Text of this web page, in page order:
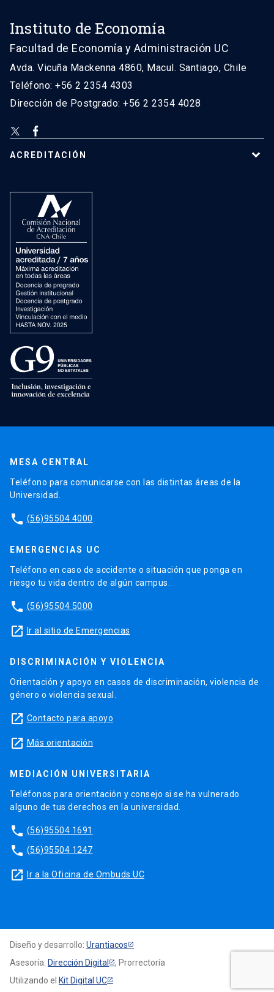
Instituto de Economía
Facultad de Economía y Administración UC
Avda. Vicuña Mackenna 4860, Macul. Santiago, Chile
Teléfono: +56 2 2354 4303
Dirección de Postgrado: +56 2 2354 4028
ACREDITACIÓN
MESA CENTRAL
Teléfono para comunicarse con las distintas áreas de la
Universidad.
phone (56)95504 4000
EMERGENCIAS UC
Teléfono en caso de accidente o situación que ponga en
riesgo tu vida dentro de algún campus.
phone (56)95504 5000
launch Ir al sitio de Emergencias
DISCRIMINACIÓN Y VIOLENCIA
Orientación y apoyo en casos de discriminación, violencia de
género o violencia sexual.
launch Contacto para apoyo
launch Más orientación
MEDIACIÓN UNIVERSITARIA
Teléfonos para orientación y consejo si se ha vulnerado
alguno de tus derechos en la universidad.
phone (56)95504 1691
phone (56)95504 1247
launch Ir a la Oficina de Ombuds UC
Diseño y desarrollo: Urantiacos
Asesoría: Dirección Digital
, Prorrectoría
Utilizando el Kit Digital UC